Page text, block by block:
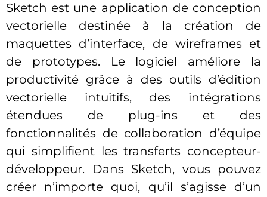
Sketch est une application de conception
vectorielle destinée à la création de
maquettes d’interface, de wireframes et
de prototypes. Le logiciel améliore la
productivité grâce à des outils d’édition
vectorielle intuitifs, des intégrations
étendues de plug-ins et des
fonctionnalités de collaboration d’équipe
qui simplifient les transferts concepteur-
développeur. Dans Sketch, vous pouvez
créer n’importe quoi, qu’il s’agisse d’un